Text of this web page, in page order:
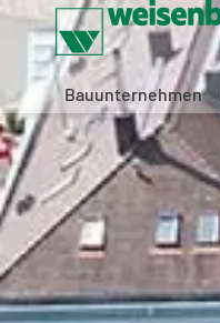
Bauunternehmen